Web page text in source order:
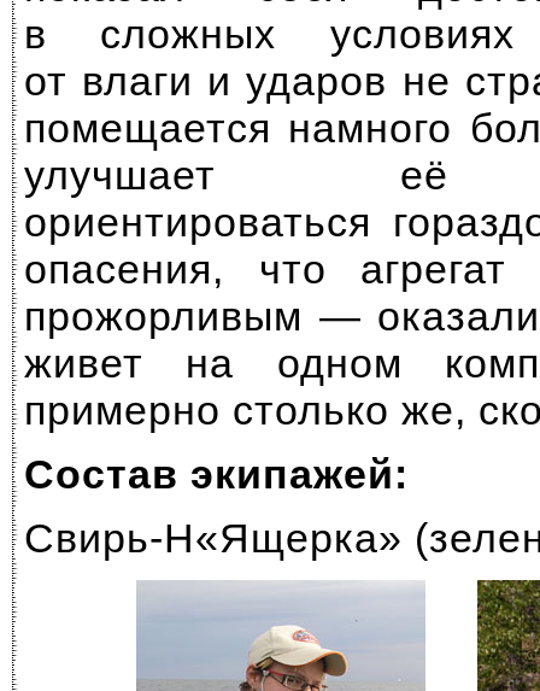
в сложных
от влаги и ударов не
помещается намного
улучшает её
ориентироваться
опасения, что агрегат
прожорливым —
живет на одном
примерно столько же,
Состав экипажей:
Свирь-H«Ящерка»